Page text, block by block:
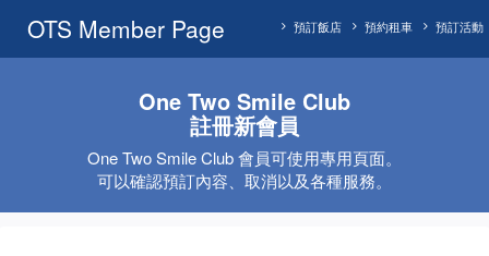
OTS Member Page 預訂活動
預約租車
預訂飯店
One Two Smile Club
註冊新會員
One Two Smile Club 會員可使用專用頁面。
可以確認預訂內容、取消以及各種服務。